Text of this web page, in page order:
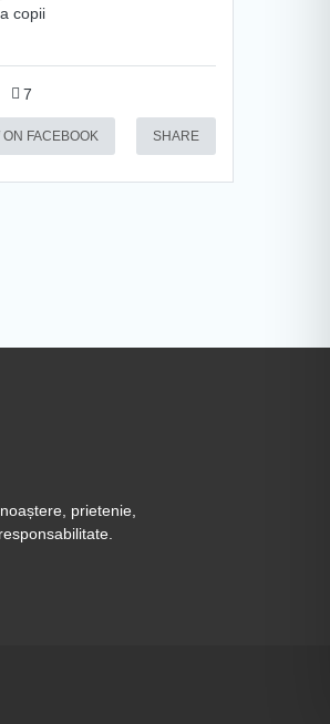
copii
7
ON FACEBOOK SHARE
prietenie,